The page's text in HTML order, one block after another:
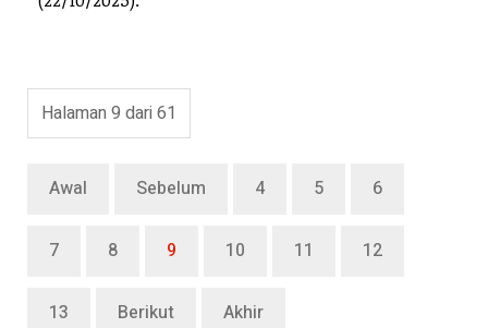
Halaman 9 dari 61
Awal Sebelum 4 5 6
7 8 9 10 11 12
13 Berikut Akhir